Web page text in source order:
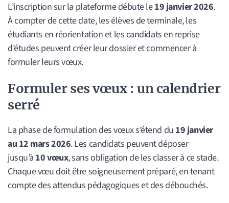
L’inscription sur la plateforme débute le19 janvier 2026.
À compter de cette date, les élèves de terminale, les
étudiants en réorientation et les candidats en reprise
d’études peuvent créer leur dossier et commencer à
formuler leurs vœux.
Formuler ses vœux : un calendrier
serré
La phase de formulation des vœux s’étend du 19 janvier
au 12 mars 2026. Les candidats peuvent déposer
jusqu’à 10 vœux, sans obligation de les classer à ce stade.
Chaque vœu doit être soigneusement préparé, en tenant
compte des attendus pédagogiques et des débouchés.